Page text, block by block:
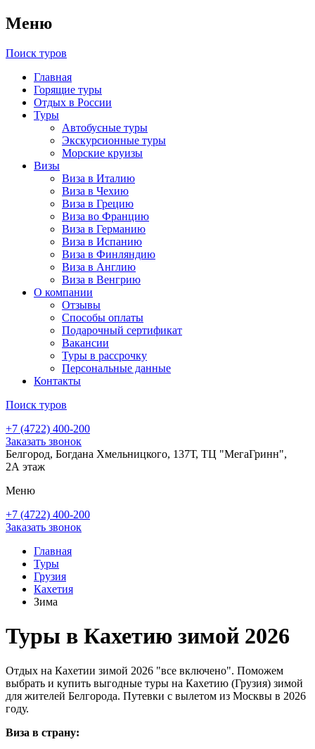
Меню
Поиск туров
Главная
Горящие туры
Отдых в России
Туры
Автобусные туры
Экскурсионные туры
Морские круизы
Визы
Виза в Италию
Виза в Чехию
Виза в Грецию
Виза во Францию
Виза в Германию
Виза в Испанию
Виза в Финляндию
Виза в Англию
Виза в Венгрию
О компании
Отзывы
Способы оплаты
Подарочный сертификат
Вакансии
Туры в рассрочку
Персональные данные
Контакты
Поиск туров
+7 (4722) 400-200
Заказать звонок
Белгород, Богдана Хмельницкого, 137Т, ТЦ "МегаГринн",
2А этаж
Меню
+7 (4722) 400-200
Заказать звонок
Главная
Туры
Грузия
Кахетия
Зима
Туры в Кахетию зимой 2026
Отдых на Кахетии зимой 2026 "все включено". Поможем
выбрать и купить выгодные туры на Кахетию (Грузия) зимой
для жителей Белгорода. Путевки с вылетом из Москвы в 2026
году.
Виза в страну: